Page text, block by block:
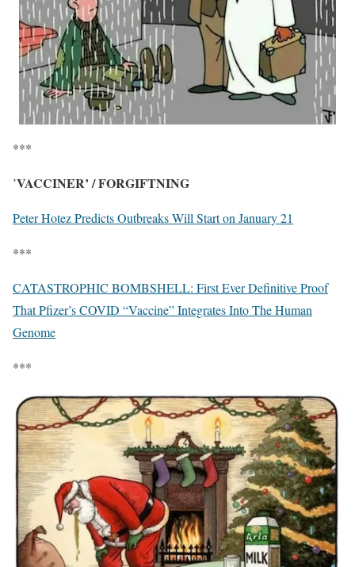
***
’VACCINER’ / FORGIFTNING
Peter Hotez Predicts Outbreaks Will Start on January 21
***
CATASTROPHIC BOMBSHELL: First Ever Definitive Proof
That Pfizer’s COVID “Vaccine” Integrates Into The Human
Genome
***